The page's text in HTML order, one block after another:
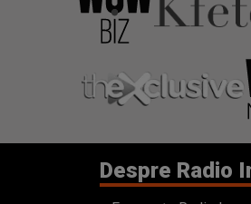
Despre Radio